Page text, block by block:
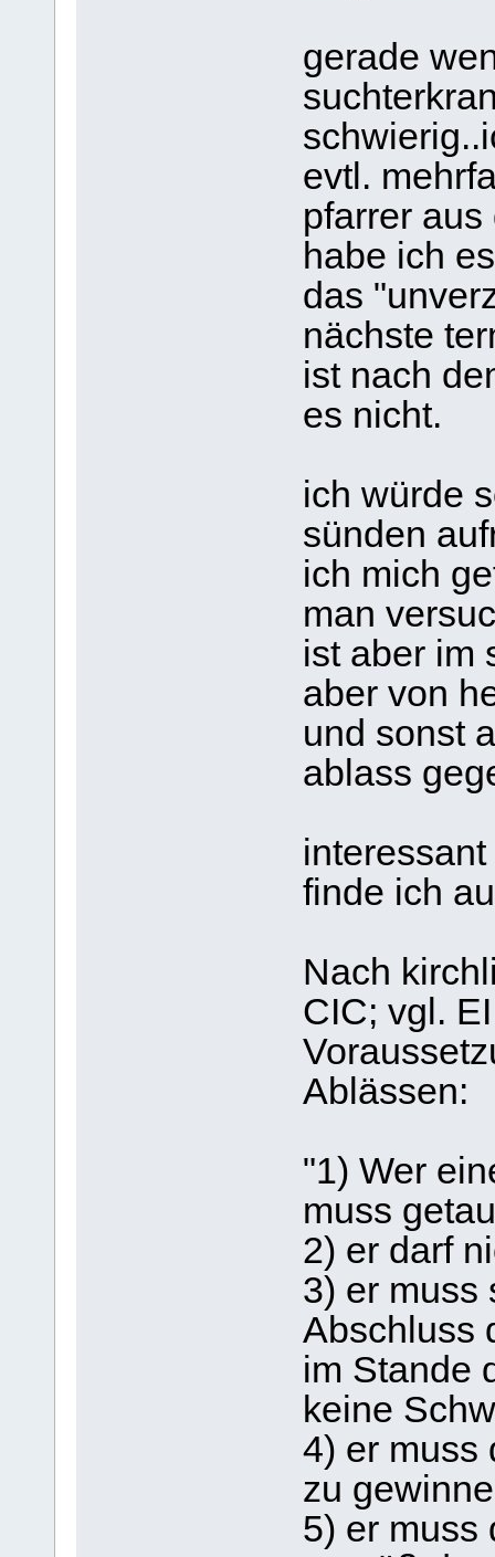
gerade
evtl.
pfarrer
habe ich
das
nächste
ist nach
es nicht.
ich würde
sünden
ich mich
man
ist aber im
aber von
und sonst
ablass
finde ich
Nach
CIC; vgl.
Ablässen:
"1) Wer
muss
2) er darf
3) er muss
Abschluss
im Stande
keine
4) er muss
zu
5) er muss